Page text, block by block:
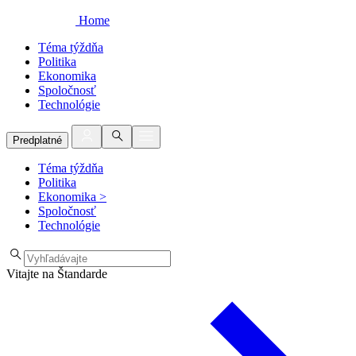
Home
Téma týždňa
Politika
Ekonomika
Spoločnosť
Technológie
Predplatné
Téma týždňa
Politika
Ekonomika >
Spoločnosť
Technológie
Vitajte na Štandarde